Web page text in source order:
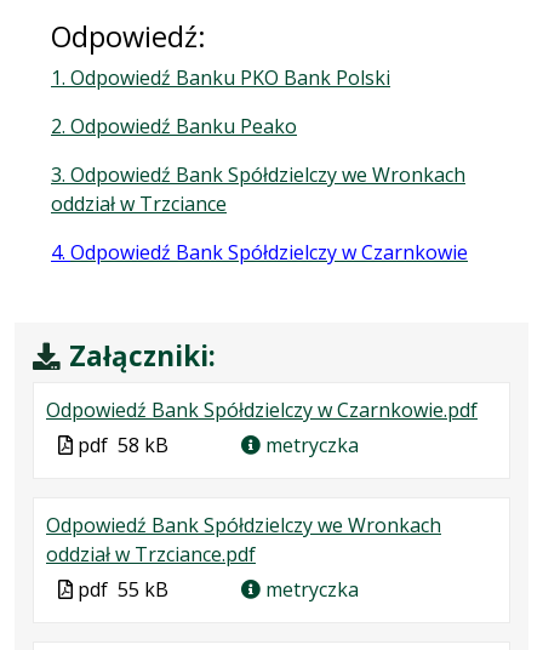
Odpowiedź:
1. Odpowiedź Banku PKO Bank Polski
2. Odpowiedź Banku Peako
3. Odpowiedź Bank Spółdzielczy we Wronkach
oddział w Trzciance
4. Odpowiedź Bank Spółdzielczy w Czarnkowie
Załączniki:
Odpowiedź Bank Spółdzielczy w Czarnkowie.pdf...
Plik
pdf 58 kB metryczka
Odpowiedź Bank Spółdzielczy we Wronkach
oddział w Trzciance.pdf.
Plik
.
Rozmiar
.
Otwiera
Plik
pdf 55 kB metryczka